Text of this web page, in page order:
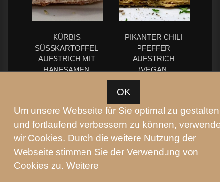
KÜRBIS
SÜSSKARTOFFEL
AUFSTRICH MIT
HANFSAMEN
PIKANTER CHILI
PFEFFER
AUFSTRICH
(VEGAN,
GLUTENFREI)
OK
Um unsere Webseite für Sie optimal zu gestalten
und fortlaufend verbessern zu können,
wir Cookies. Durch die weitere Nutzung der
Webseite stimmen Sie der Verwendung von
Cookies zu. Weitere